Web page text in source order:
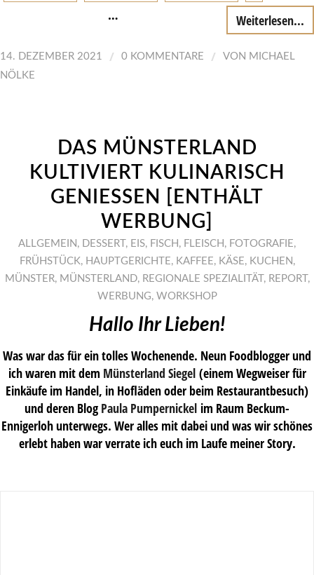
… Weiterlesen...
14. DEZEMBER 2021 / 0 KOMMENTARE / VON MICHAEL
NÖLKE
DAS MÜNSTERLAND
KULTIVIERT KULINARISCH
GENIESSEN [ENTHÄLT W
ERBUNG]
ALLGEMEIN , DESSERT , EIS, FISCH , FLEISCH , FOTOGRAFIE ,
FRÜHSTÜCK, HAUPTGERICHTE , KAFFEE , KÄSE , KUCHEN ,
MÜNSTER, MÜNSTERLAND, REGIONALE SPEZIALITÄT , REPORT ,
WERBUNG, WORKSHOP
Hallo Ihr Lieben!
Was war das für ein tolles Wochenende. Neun Foodblogger und
ich waren mit dem Münsterland Siegel(einem Wegweiser für
Einkäufe im Handel, in Hofläden oder beim Restaurantbesuch)
und deren Blog Paula Pumpernickel im Raum Beckum-
Ennigerloh unterwegs. Wer alles mit dabei und was wir schönes
erlebt haben war verrate ich euch im Laufe meiner Story.